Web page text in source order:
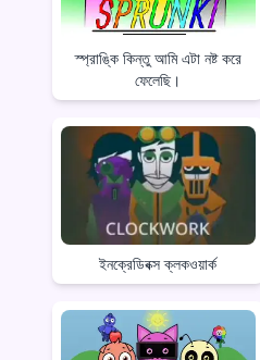
স্প্রাঙ্কি কিন্তু আমি এটা নষ্ট করে
ফেলেছি।
ইনক্রেডিবক্স ক্লকওয়ার্ক